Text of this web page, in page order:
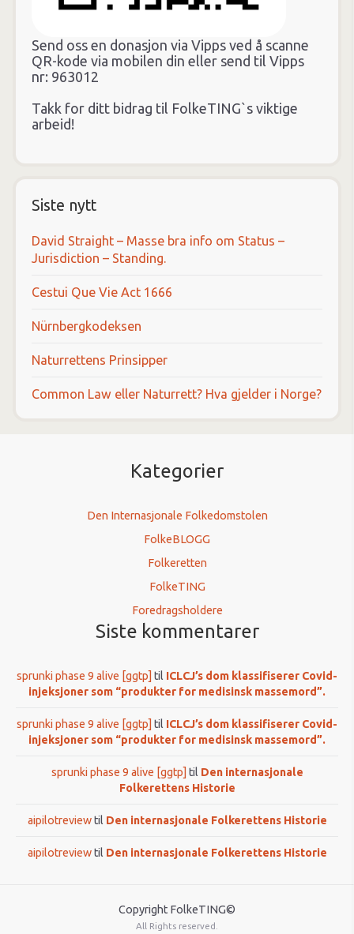
Send oss en donasjon via Vipps ved å scanne
QR-kode via mobilen din eller send til Vipps
nr: 963012
Takk for ditt bidrag til FolkeTING`s viktige
arbeid!
Siste nytt
David Straight – Masse bra info om Status –
Jurisdiction – Standing.
Cestui Que Vie Act 1666
Nürnbergkodeksen
Naturrettens Prinsipper
Common Law eller Naturrett? Hva gjelder i Norge?
Kategorier
Den Internasjonale Folkedomstolen
FolkeBLOGG
Folkeretten
FolkeTING
Foredragsholdere
Siste kommentarer
sprunki phase 9 alive [ggtp] til ICLCJ’s dom klassifiserer Covid-
injeksjoner som “produkter for medisinsk massemord”.
sprunki phase 9 alive [ggtp] til ICLCJ’s dom klassifiserer Covid-
injeksjoner som “produkter for medisinsk massemord”.
sprunki phase 9 alive [ggtp] til Den internasjonale
Folkerettens Historie
aipilotreviewtil Den internasjonale Folkerettens Historie
aipilotreviewtil Den internasjonale Folkerettens Historie
Copyright FolkeTING©
All Rights reserved.